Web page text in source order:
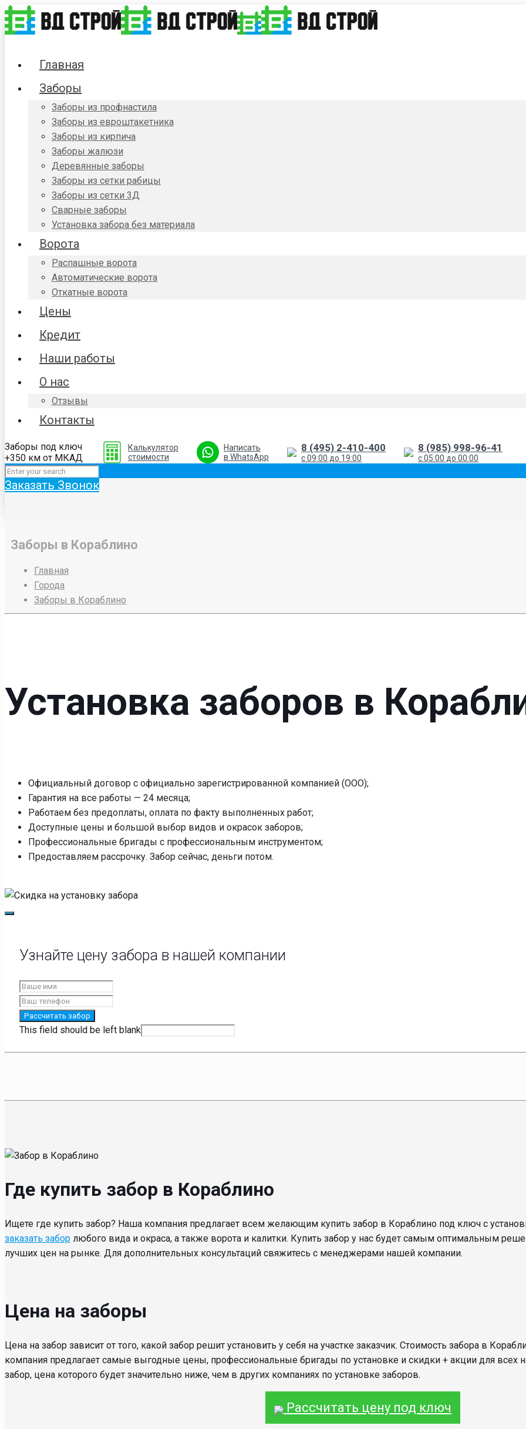
Главная
Заборы
Заборы из профнастила
Заборы из евроштакетника
Заборы из кирпича
Заборы жалюзи
Деревянные заборы
Заборы из сетки рабицы
Заборы из сетки 3Д
Сварные заборы
Установка забора без материала
Ворота
Распашные ворота
Автоматические ворота
Откатные ворота
Цены
Кредит
Наши работы
О нас
Отзывы
Контакты
Заборы под ключ
+350 км от МКАД
Калькулятор
стоимости
Написать
в WhatsApp
8 (495) 2-410-400
с 09:00 до 19:00
8 (985) 998-96-41
с 05:00 до 00:00
Заказать Звонок
Заборы в Кораблино
Главная
Города
Заборы в Кораблино
Установка заборов в
Официальный договор с официально зарегистрированной компанией (ООО);
Гарантия на все работы — 24 месяца;
Работаем без предоплаты, оплата по факту выполненных работ;
Доступные цены и большой выбор видов и окрасок заборов;
Профессиональные бригады с профессиональным инструментом;
Предоставляем рассрочку. Забор сейчас, деньги потом.
Узнайте цену забора в нашей компании
Рассчитать забор
This field should be left blank
Где купить забор в Кораблино
Ищете где купить забор? Наша компания предлагает всем желающим купить забор в Кораблино под ключ с
заказать забор любого вида и окраса, а также ворота и калитки. Купить забор у нас будет самым оптимальным
лучших цен на рынке. Для дополнительных консультаций свяжитесь с менеджерами нашей компании.
Цена на заборы
Цена на забор зависит от того, какой забор решит установить у себя на участке заказчик. Стоимость забора в
компания предлагает самые выгодные цены, профессиональные бригады по установке и скидки + акции для всех
забор, цена которого будет значительно ниже, чем в других компаниях по установке заборов.
Рассчитать цену под ключ